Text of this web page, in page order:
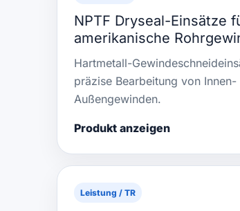
NPTF Dryseal-Einsätze
amerikanische
Hartmetall-
präzise Bearbeitung von Innen-
Außengewinden.
Produkt anzeigen
Leistung / TR